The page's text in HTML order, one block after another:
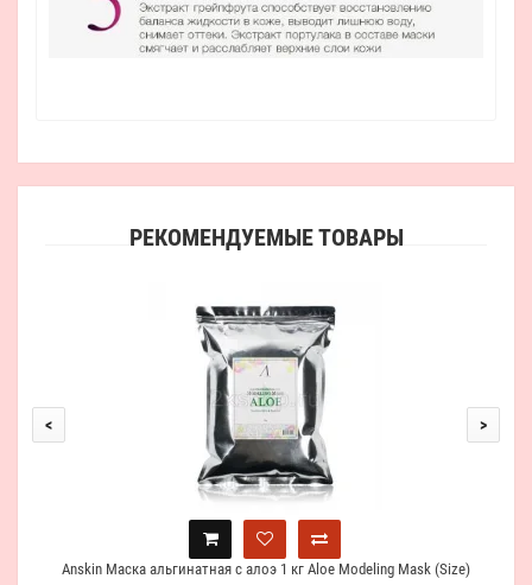
РЕКОМЕНДУЕМЫЕ ТОВАРЫ
Anskin Маска альгинатная с алоэ 1 кг Aloe Modeling Mask (Size)
< >